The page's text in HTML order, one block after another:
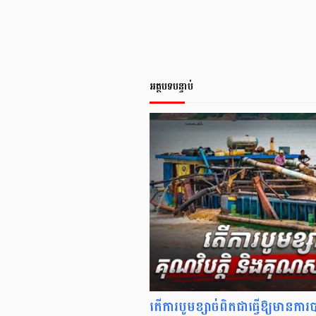
អត្ថបទបន្ទាប់
តើការបូមខ្សាច់ពិតជាធ្វើឱ្យមានក